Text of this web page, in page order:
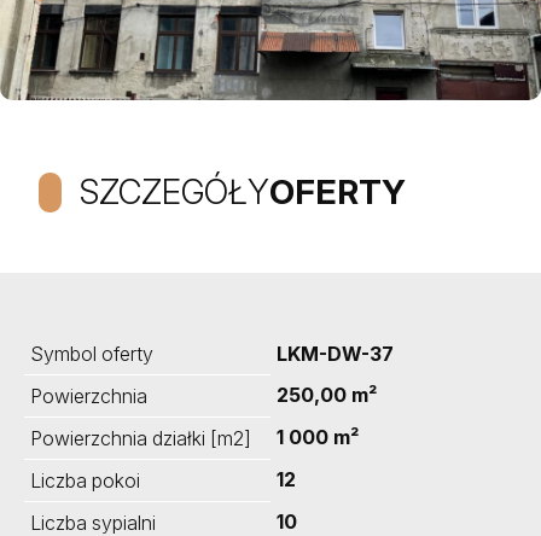
SZCZEGÓŁYOFERTY
Symbol oferty
LKM-DW-37
Powierzchnia
250,00 m²
Powierzchnia działki [m2]
1 000 m²
Liczba pokoi
12
Liczba sypialni
10